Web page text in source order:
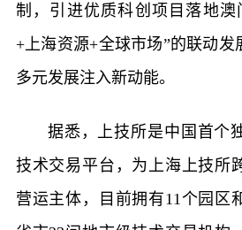
制，引进优质科创项目落地澳
+上海资源+全球市场”的联动发
多元发展注入新动能。
据悉，上技所是中国首个
技术交易平台，为上海上技所
营运主体，目前拥有11个园区